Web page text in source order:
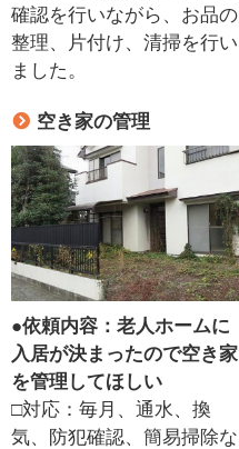
確認を行いながら、お品の
整理、片付け、清掃を行い
ました。
空き家の管理
●依頼内容：老人ホームに
入居が決まったので空き家
を管理してほしい
□対応：毎月、通水、換
気、防犯確認、簡易掃除な